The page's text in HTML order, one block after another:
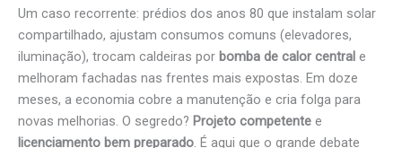
Um caso recorrente: prédios dos anos 80 que instalam solar
compartilhado, ajustam consumos comuns (elevadores,
iluminação), trocam caldeiras por bomba de calor central e
melhoram fachadas nas frentes mais expostas. Em doze
meses, a economia cobre a manutenção e cria folga para
novas melhorias. O segredo? Projeto competente e
licenciamento bem preparado. É aqui que o grande debate